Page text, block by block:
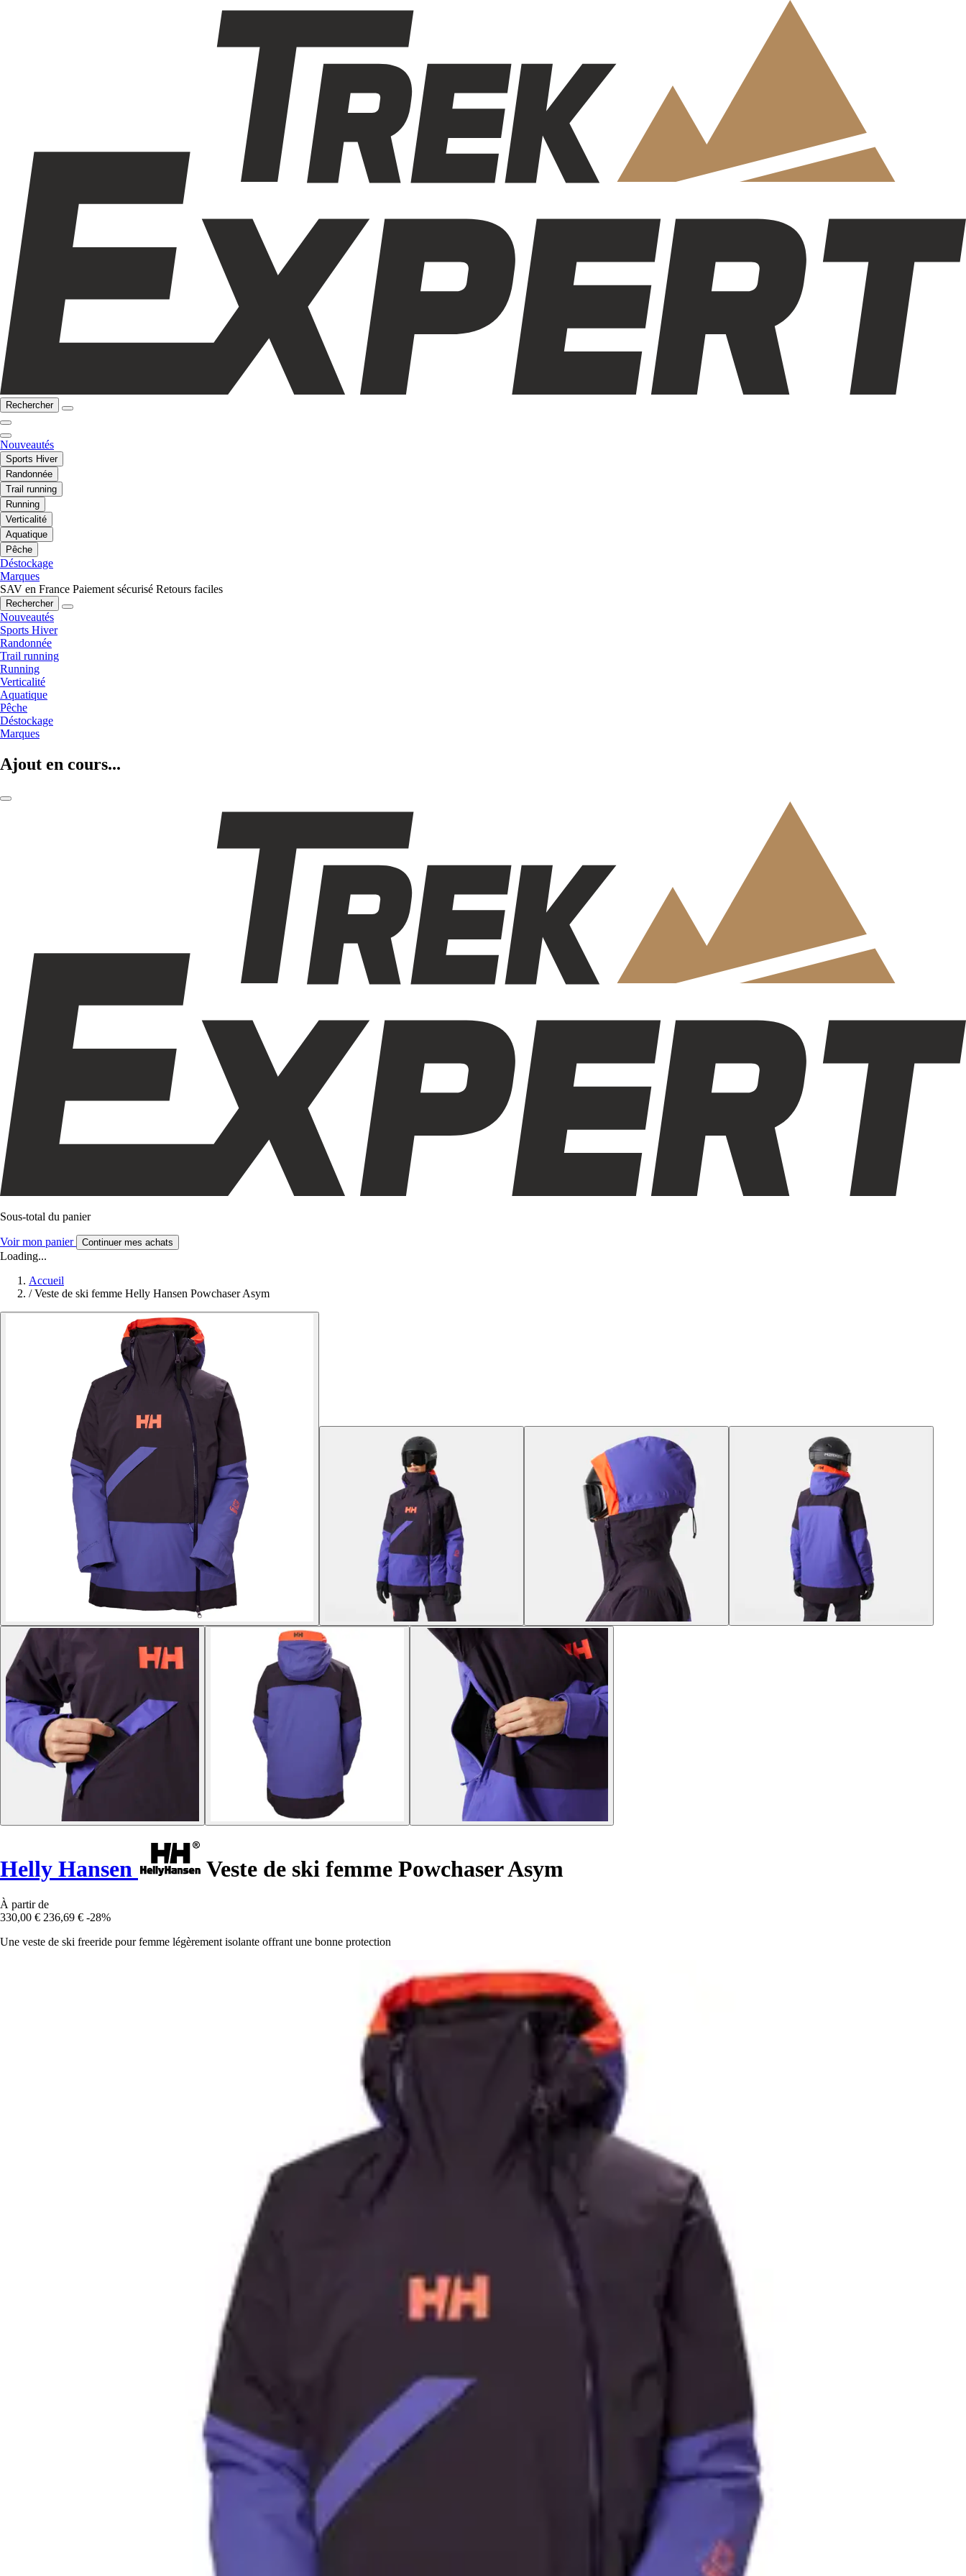
Rechercher
Nouveautés
Sports Hiver
Randonnée
Trail running
Running
Verticalité
Aquatique
Pêche
Déstockage
Marques
SAV en France Paiement sécurisé Retours faciles
Rechercher
Nouveautés
Sports Hiver
Randonnée
Trail running
Running
Verticalité
Aquatique
Pêche
Déstockage
Marques
Ajout en cours...
Sous-total du panier
Voir mon panier Continuer mes achats
Loading...
Accueil
/ Veste de ski femme Helly Hansen Powchaser Asym
Helly Hansen Veste de ski femme Powchaser Asym
À partir de
330,00 € 236,69 € -28%
Une veste de ski freeride pour femme légèrement isolante offrant une bonne protection